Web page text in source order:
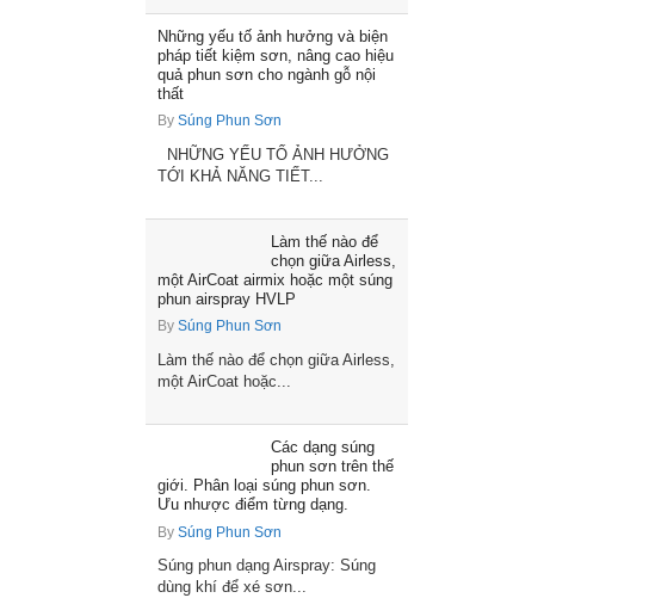
Những yếu tố ảnh hưởng và biện
pháp tiết kiệm sơn, nâng cao hiệu
quả phun sơn cho ngành gỗ nội
thất
By Súng Phun Sơn
NHỮNG YẾU TỐ ẢNH HƯỞNG
TỚI KHẢ NĂNG TIẾT...
Làm thế nào để
chọn giữa Airless,
một AirCoat airmix hoặc một súng
phun airspray HVLP
By Súng Phun Sơn
Làm thế nào để chọn giữa Airless,
một AirCoat hoặc...
Các dạng súng
phun sơn trên thế
giới. Phân loại súng phun sơn.
Ưu nhược điểm từng dạng.
By Súng Phun Sơn
Súng phun dạng Airspray: Súng
dùng khí để xé sơn...